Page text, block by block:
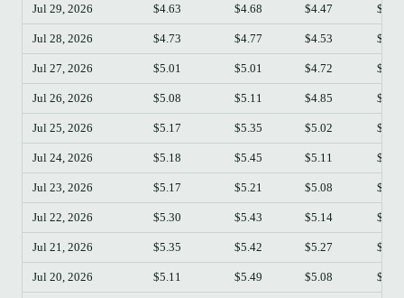
Jul 29, 2026 $4.63 $4.68 $4.47 $4.61
Jul 28, 2026 $4.73 $4.77 $4.53 $4.63
Jul 27, 2026 $5.01 $5.01 $4.72 $4.73
Jul 26, 2026 $5.08 $5.11 $4.85 $5.01
Jul 25, 2026 $5.17 $5.35 $5.02 $5.08
Jul 24, 2026 $5.18 $5.45 $5.11 $5.17
Jul 23, 2026 $5.17 $5.21 $5.08 $5.18
Jul 22, 2026 $5.30 $5.43 $5.14 $5.17
Jul 21, 2026 $5.35 $5.42 $5.27 $5.30
Jul 20, 2026 $5.11 $5.49 $5.08 $5.35